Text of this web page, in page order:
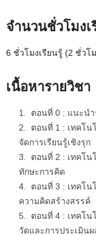
จำนวนชั่วโมง
6 ชั่วโมงเรียนรู้ (2 ชั่ว
เนื้อหารายวิชา
ตอนที่ 0 : แนะนำ
ตอนที่ 1 : เทคโน
จัดการเรียนรู้เชิงรุก
ตอนที่ 2 : เทคโน
ทักษะการคิด
ตอนที่ 3 : เทคโน
ความคิดสร้างสรรค์
ตอนที่ 4 : เทคโน
วัดและการประเมินผ